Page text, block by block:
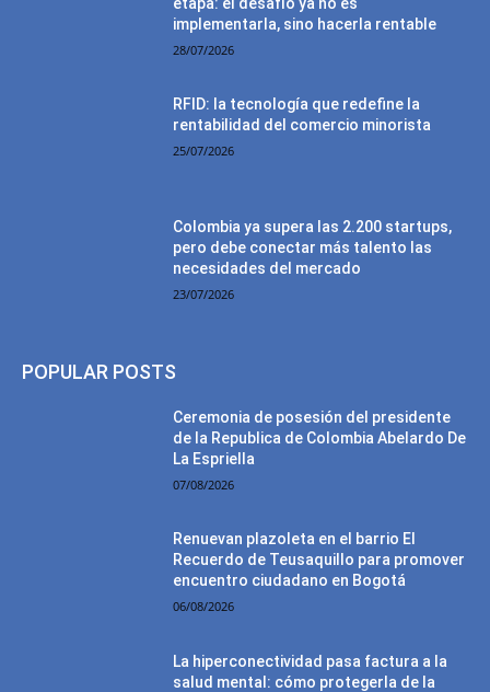
implementarla, sino hacerla rentable
28/07/2026
RFID: la tecnología que redefine la
rentabilidad del comercio minorista
25/07/2026
Colombia ya supera las 2.200 startups,
pero debe conectar más talento las
necesidades del mercado
23/07/2026
POPULAR POSTS
Ceremonia de posesión del presidente
de la Republica de Colombia Abelardo De
La Espriella
07/08/2026
Renuevan plazoleta en el barrio El
Recuerdo de Teusaquillo para promover
encuentro ciudadano en Bogotá
06/08/2026
La hiperconectividad pasa factura a la
salud mental: cómo protegerla de la